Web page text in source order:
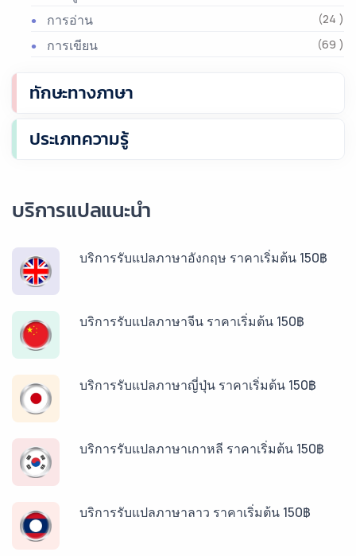
การอ่าน (24 )
การเขียน (69 )
ทักษะทางภาษา
ประเภทความรู้
บริการแปลแนะนำ
บริการรับแปลภาษาอังกฤษ ราคาเริ่มต้น 150฿
บริการรับแปลภาษาจีน ราคาเริ่มต้น 150฿
บริการรับแปลภาษาญี่ปุ่น ราคาเริ่มต้น 150฿
บริการรับแปลภาษาเกาหลี ราคาเริ่มต้น 150฿
บริการรับแปลภาษาลาว ราคาเริ่มต้น 150฿